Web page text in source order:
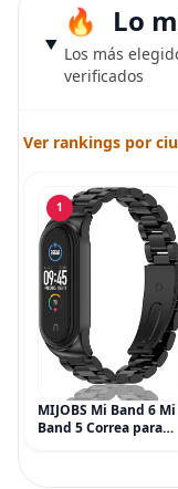
Lo
Los más
verificados
Ver rankings por
1
MIJOBS Mi Band 6 Mi
Band 5 Correa para